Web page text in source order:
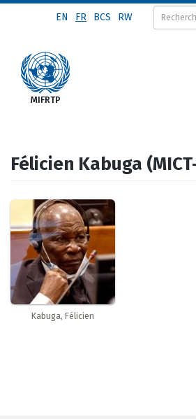
principal
EN FR BCS RW
Félicien Kabuga
Kabuga, Félicien